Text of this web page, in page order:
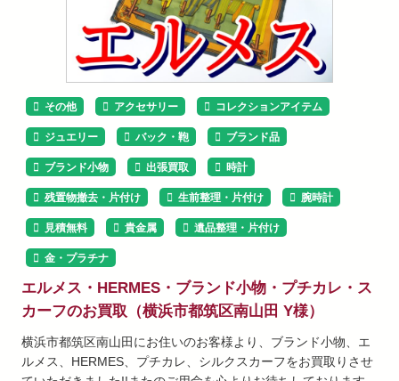
その他 アクセサリー コレクションアイテム
ジュエリー バック・鞄 ブランド品
ブランド小物 出張買取 時計
残置物撤去・片付け 生前整理・片付け 腕時計
見積無料 貴金属 遺品整理・片付け
金・プラチナ
エルメス・HERMES・ブランド小物・プチカレ・ス
カーフのお買取（横浜市都筑区南山田 Y様）
横浜市都筑区南山田にお住いのお客様より、ブランド小物、エ
ルメス、HERMES、プチカレ、シルクスカーフをお買取りさせ